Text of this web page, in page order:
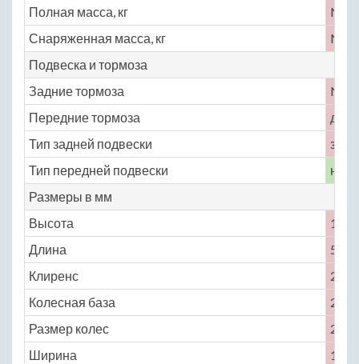
Полная масса, кг
No
Снаряженная масса, кг
No
Подвеска и тормоза
Задние тормоза
No
Передние тормоза
Тип задней подвески
Тип передней подвески
Размеры в мм
Высота
1710
Длина
5065
Клиренс
225
Колесная база
2006
Размер колес
235
Ширина
1800